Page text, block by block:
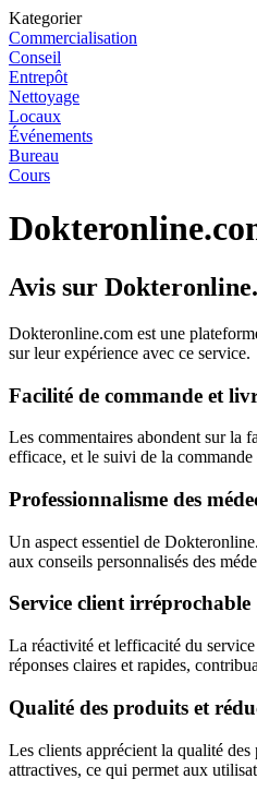
Kategorier
Commercialisation
Conseil
Entrepôt
Nettoyage
Locaux
Événements
Bureau
Cours
Avis sur
Dokteronline.com est une
sur leur expérience avec ce service.
Facilité de commande et
Les commentaires abondent sur la
efficace, et le suivi de la
Professionnalisme des
Un aspect essentiel de
aux conseils personnalisés des
Service client irréprochable
La réactivité et lefficacité du
réponses claires et rapides,
Qualité des produits et
Les clients apprécient la qualité
attractives, ce qui permet aux